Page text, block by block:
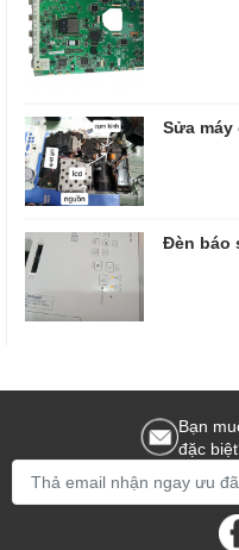
Sửa
Đèn báo
Bạn
đặc